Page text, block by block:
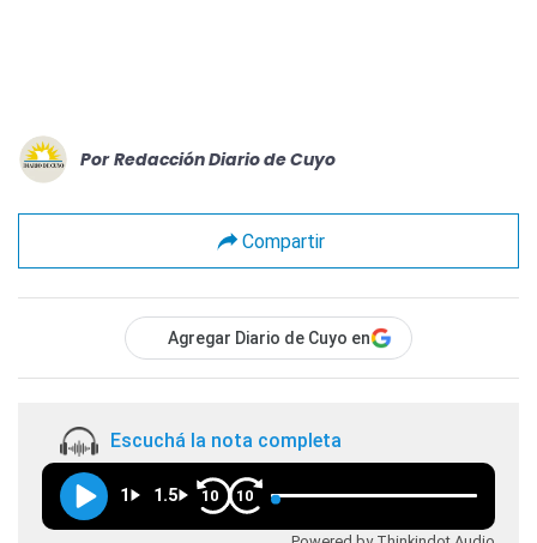
Por Redacción Diario de Cuyo
Compartir
Agregar Diario de Cuyo en
Escuchá la nota completa
1 1.5 10 10